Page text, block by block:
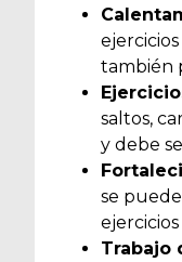
también
saltos,
y debe
se
Trabajo